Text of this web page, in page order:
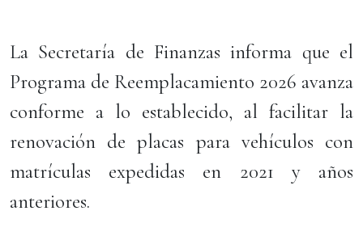
La Secretaría de Finanzas informa que el
Programa de Reemplacamiento 2026 avanza
conforme a lo establecido, al facilitar la
renovación de placas para vehículos con
matrículas expedidas en 2021 y años
anteriores.